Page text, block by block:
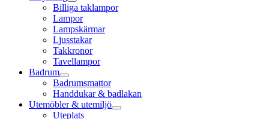
Billiga taklampor
Lampor
Lampskärmar
Ljusstakar
Takkronor
Tavellampor
Badrum
Badrumsmattor
Handdukar & badlakan
Utemöbler & utemiljö
Uteplats